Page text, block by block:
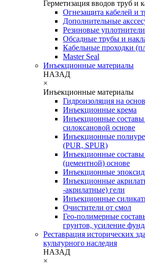
Герметизация вводов труб и
Огнезащита кабелей и
Дополнительные
Резиновые
Обсадные трубы и
Кабельные проходки
Master Seal
Инъекционные материалы
НАЗАД
×
Инъекционные материалы
Гидроизоляция на
Инъекционные крема
Инъекционные составы
силоксановой основе
Инъекционные
(PUR, SPUR)
Инъекционные
(цементной) основе
Инъекционные
Инъекционные
-акрилатные) гели
Инъекционные
Очистители от смол
Гео-полимерные
грунтов, усиление
Реставрация исторических
культурного наследия
НАЗАД
×